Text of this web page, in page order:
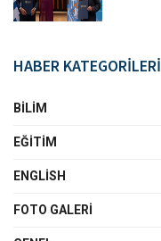
HABER KATEGORİLERİ
BILIM
EĞITIM
ENGLISH
FOTO GALERI